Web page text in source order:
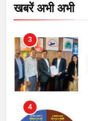
खबरें अभी अभी
3
4